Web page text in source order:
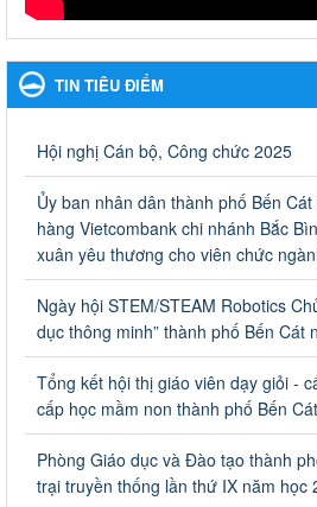
Hưởng ứng cuộc thi Tìm hiểu Luật
Hưởng ứng cuộc thi Tìm hiểu Luật
Ngày ban hành: 06/09/2023
bổng, hỗ trợ của Chương trình
học 2023-2024
Về việc thống kê, lập danh sách đề
hỗ trợ của Chương trình "Tiếp sức
2024
Triển khai Kế hoạch Triển khai các
phong trào vệ sinh yêu nước nâng
năm 2023
Triển khai Kế hoạch Triển khai các
trào vệ sinh yêu nước nâng cao sức
Ngày ban hành: 10/08/2023
TIN TIÊU ĐIỂM
Hội nghị Cán bộ, Công chức 2025
Ủy ban nhân dân thành phố Bến
hàng Vietcombank chi nhánh Bắc
xuân yêu thương cho viên chức
Ngày hội STEM/STEAM Robotics
dục thông minh” thành phố Bến Cát
Tổng kết hội thị giáo viên dạy giỏi -
cấp học mầm non thành phố Bến
Phòng Giáo dục và Đào tạo thành
trại truyền thống lần thứ IX năm học